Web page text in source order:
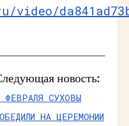
новость:
ФЕВРАЛЯ СУХОВЫ
НА ЦЕРЕМОНИИ